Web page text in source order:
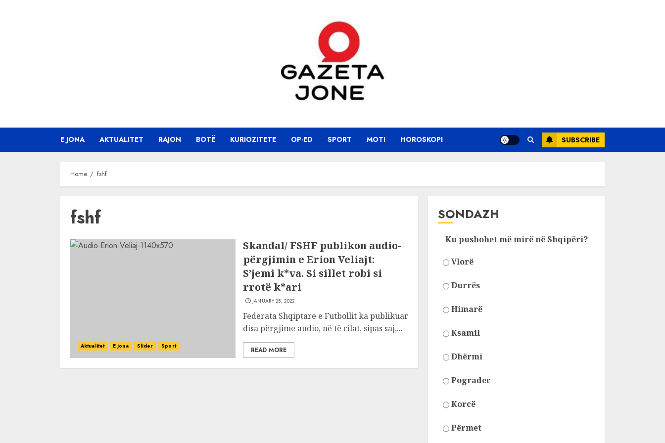
E JONA AKTUALITET RAJON BOTË KURIOZITETE OP-ED SPORT MOTI HOROSKOPI SUBSCRIBE
Home fshf
fshf
Aktualitet E jona Slider Sport
Skandal/ FSHF publikon audio-
përgjimin e Erion Veliajt:
S’jemi k*va. Si sillet robi si
rrotë k*ari
JANUARY 25, 2022
Federata Shqiptare e Futbollit ka publikuar
disa përgjime audio, në të cilat, sipas saj,...
READ MORE
SONDAZH
Ku pushohet më mirë në Shqipëri?
Vlorë
Durrës
Himarë
Ksamil
Dhërmi
Pogradec
Korcë
Përmet